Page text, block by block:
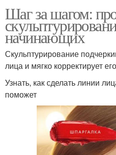
Шаг за шагом:
начинающих
Скульптурирование
лица и мягко корректирует
Узнать, как сделать линии
поможет